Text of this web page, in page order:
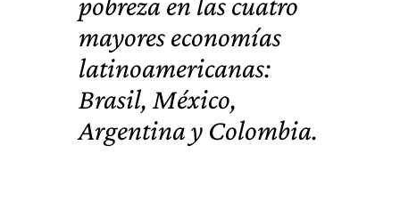
mayores economías
latinoamericanas:
Brasil, México,
Argentina y Colombia.